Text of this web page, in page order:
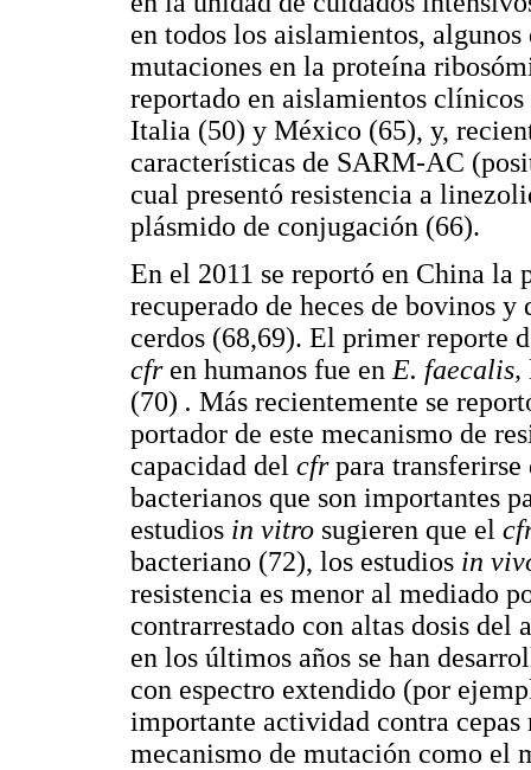
en todos los aislamientos,
mutaciones en la proteína
reportado en aislamientos
Italia (50) y México (65), y,
características de SARM-AC
cual presentó resistencia a
plásmido de conjugación (66).
En el 2011 se reportó en China la
recuperado de heces de bovinos y
cerdos (68,69). El primer reporte
cfr en humanos fue en E. faecalis,
(70) . Más recientemente se
portador de este mecanismo de
capacidad del cfrpara transferirse
bacterianos que son importantes
estudios in vitro sugieren que el
bacteriano (72), los estudios in
resistencia es menor al mediado
contrarrestado con altas dosis
en los últimos años se han
con espectro extendido (por
importante actividad contra
mecanismo de mutación como el